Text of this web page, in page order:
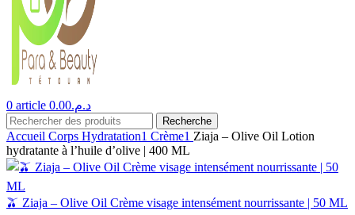
0 article د.م.0.00
Recherche
Accueil Corps Hydratation1 Crème1 Ziaja – Olive Oil Lotion
hydratante à l’huile d’olive | 400 ML
🫒 Ziaja – Olive Oil Crème visage intensément nourrissante | 50 ML